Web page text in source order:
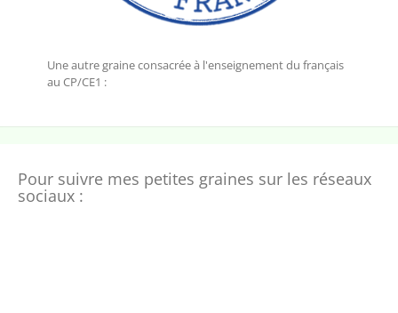
Une autre graine consacrée à l'enseignement du français
au CP/CE1 :
Pour suivre mes petites graines sur les réseaux
sociaux :